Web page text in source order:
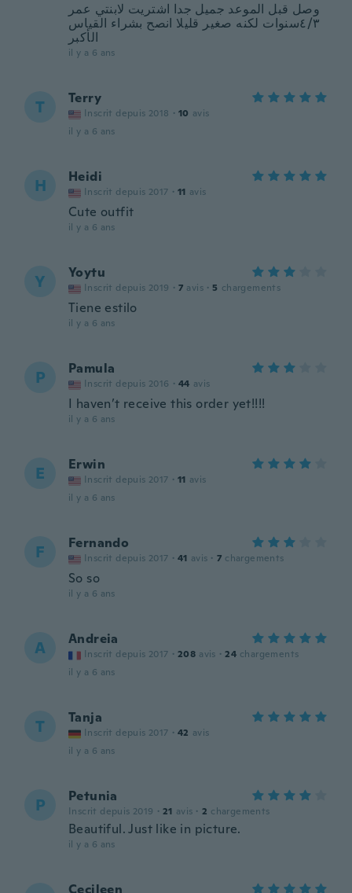
وصل قبل الموعد جميل جدا اشتريت لابنتي عمر
٤/٣سنوات لكنه صغير قليلا انصح بشراء القياس
الأكبر
il y a 6 ans
T Terry
Inscrit depuis 2018 · 10 avis
il y a 6 ans
H Heidi
Inscrit depuis 2017 · 11 avis
Cute outfit
il y a 6 ans
Y Yoytu
Inscrit depuis 2019 · 7 avis · 5 chargements
Tiene estilo
il y a 6 ans
P Pamula
Inscrit depuis 2016 · 44 avis
I haven’t receive this order yet!!!!
il y a 6 ans
E Erwin
Inscrit depuis 2017 · 11 avis
il y a 6 ans
F Fernando
Inscrit depuis 2017 · 41 avis · 7 chargements
So so
il y a 6 ans
A Andreia
Inscrit depuis 2017 · 208 avis · 24 chargements
il y a 6 ans
T Tanja
Inscrit depuis 2017 · 42 avis
il y a 6 ans
P Petunia
Inscrit depuis 2019 · 21 avis · 2 chargements
Beautiful. Just like in picture.
il y a 6 ans
Cecileen